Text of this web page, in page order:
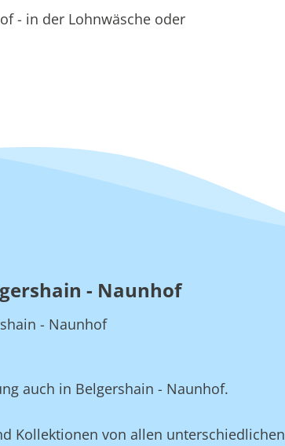
- in der Lohnwäsche oder
- Naunhof
- Naunhof
auch in Belgershain - Naunhof.
Kollektionen von allen unterschiedlichen